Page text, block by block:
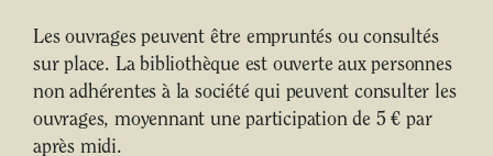
Les ouvrages peuvent être empruntés ou consultés
sur place. La bibliothèque est ouverte aux personnes
non adhérentes à la société qui peuvent consulter les
ouvrages, moyennant une participation de 5 € par
après midi.